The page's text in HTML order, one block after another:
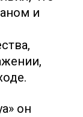
и
он